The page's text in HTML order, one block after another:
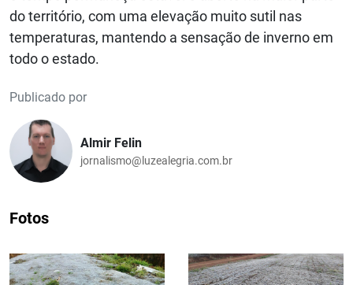
do território, com uma elevação muito sutil nas
temperaturas, mantendo a sensação de inverno em
todo o estado.
Publicado por
Almir Felin
jornalismo@luzealegria.com.br
Fotos